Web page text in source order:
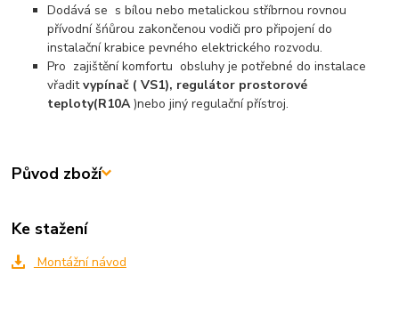
Dodává se s bílou nebo metalickou stříbrnou rovnou
přívodní šńůrou zakončenou vodiči pro připojení do
instalační krabice pevného elektrického rozvodu.
Pro zajištění komfortu obsluhy je potřebné do instalace
vřaditvypínač ( VS1), regulátor prostorové
teploty(R10A)nebo jiný regulační přístroj.
Původ zboží
Ke stažení
Montážní návod